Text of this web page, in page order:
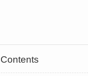
Contents